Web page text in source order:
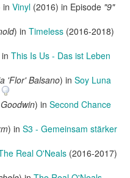
in Vinyl (2016) in Episode "9"
) in Timeless (2016-2018)
This Is Us - Das ist Leben
'Flor' Balsano) in Soy Luna
) in Second Chance
) in S3 - Gemeinsam stärker
Real O'Neals (2016-2017)